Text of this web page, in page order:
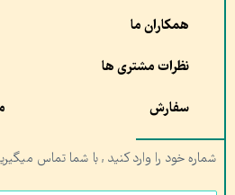
همکاران ما
نظرات مشتری ها
سفارش
شماره خود را وارد کنید , با شما تماس